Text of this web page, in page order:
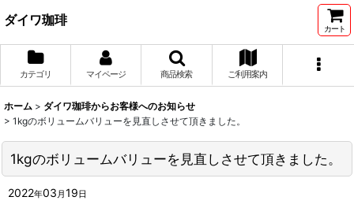
ダイワ珈琲
カート
カテゴリ マイページ 商品検索 ご利用案内
ホーム > ダイワ珈琲からお客様へのお知らせ
> 1kgのボリュームバリューを見直しさせて頂きました。
1kgのボリュームバリューを見直しさせて頂きました。
2022年03 月19日